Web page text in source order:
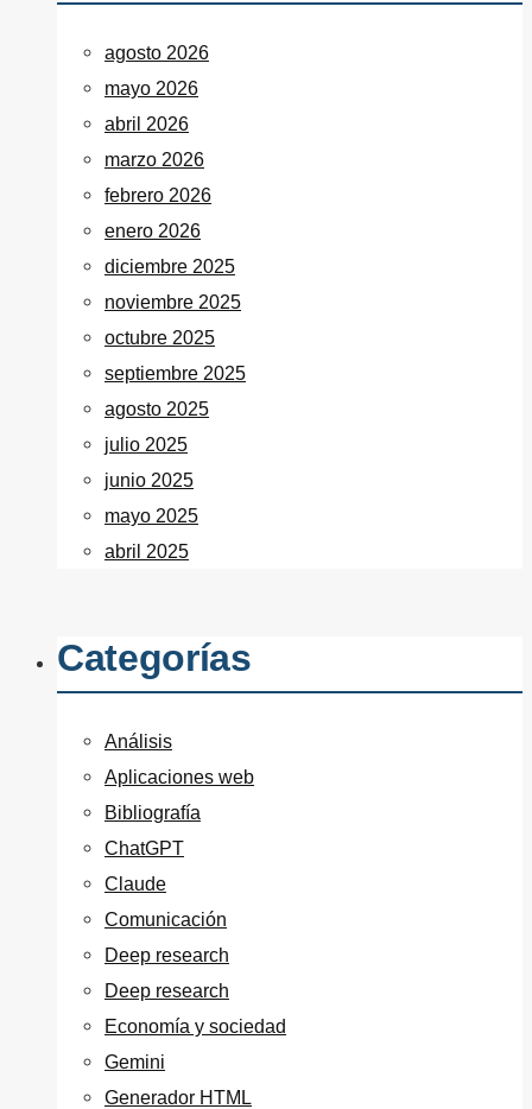
agosto 2026
mayo 2026
abril 2026
marzo 2026
febrero 2026
enero 2026
diciembre 2025
noviembre 2025
octubre 2025
septiembre 2025
agosto 2025
julio 2025
junio 2025
mayo 2025
abril 2025
Categorías
Análisis
Aplicaciones web
Bibliografía
ChatGPT
Claude
Comunicación
Deep research
Deep research
Economía y sociedad
Gemini
Generador HTML